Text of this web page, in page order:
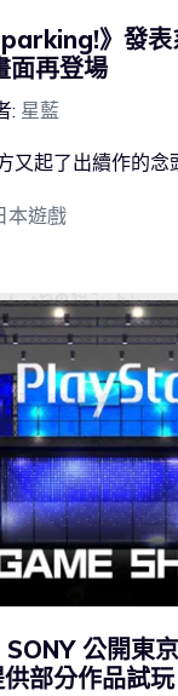
》發
面再登場
: 星藍
又起了出續作的念
本遊戲
SONY 公開東
部分作品試玩